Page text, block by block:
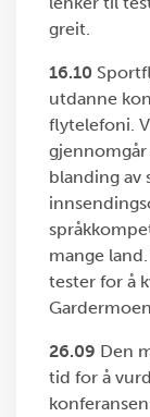
greit.
16.10
utdanne
flytelefoni.
blanding av
mange
tester for å
26.09 Den
tid for å